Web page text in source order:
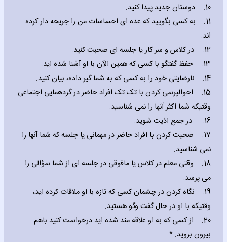
10. دوستان جدید پیدا کنید.
11. به کسی بگویید که عده ای احساسات من را جریحه دار کرده
اند.
12. در کلاس و سر کار یا جلسه ای صحبت کنید.
13. حفظ گفتگو با کسی که همین الآن با او آشنا شده اید.
14. نارضایتی خود را به کسی که به شما گیر داده، بیان کنید.
15. احوالپرسی کردن با تک تک افراد حاضر در گردهمایی اجتماعی
وقتیکه شما اکثر آنها را نمی شناسید.
16. در جمع اذیت شوید.
17. صحبت کردن با افراد حاضر در مهمانی یا جلسه که شما آنها را
نمی شناسید.
18. وقتی معلم در کلاس یا مافوقی در جلسه ای از شما سؤالی را
می پرسد.
19. نگاه کردن در چشمان کسی که تازه با او ملاقات کرده اید،
وقتیکه با او در حال گفت وگو هستید.
20. از کسی که به او علاقه مند شده اید درخواست کنید باهم
بیرون بروید. *